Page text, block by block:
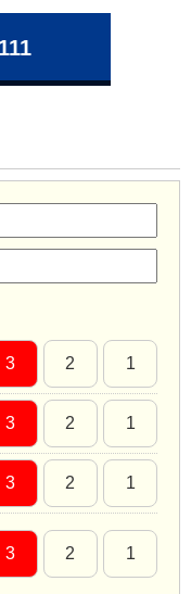
3 2 1
3 2 1
3 2 1
3 2 1